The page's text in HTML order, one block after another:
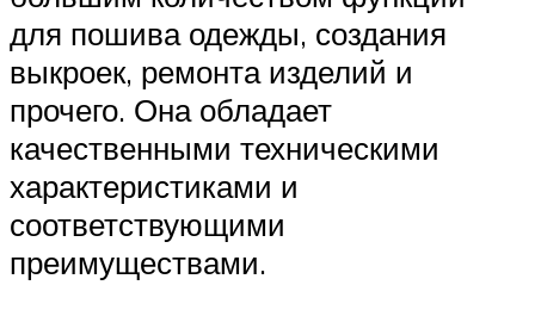
для пошива одежды, создания
выкроек, ремонта изделий и
прочего. Она обладает
качественными техническими
характеристиками и
соответствующими
преимуществами.